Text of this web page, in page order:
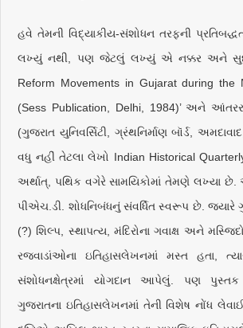
હવે તેમની વિદ્યાકીય-સંશોધન તરફની
લખ્યું નથી, પણ જેટલું લખ્યું એ નક્કર અને
Reform Movements in Gujarat during the
(Sess Publication, Delhi, 1984)’ અને
(ગુજરાત યુનિવર્સિટી, ગ્રંથનિર્માણ બૉર્ડ,
વધુ નહીં તેટલા લેખો Indian Historical Quarterly
અર્થાત્‌, પથિક વગેરે સામયિકોમાં તેમણે લખ્યા
પીએચ.ડી. શોધનિબંધનું સંવર્ધિત સ્વરૂપ છે. જ્યારે
(?) શિલ્પ, સ્થાપત્ય, મંદિરોના ગવાક્ષ અને
રજવાડાંઓના ઇતિહાસલેખનમાં મસ્ત હતા,
સંશોધનક્ષેત્રમાં યોગદાન આપેલું. પણ પુસ્તક
ગુજરાતના ઇતિહાસલેખનમાં તેની વિશેષ નોંધ